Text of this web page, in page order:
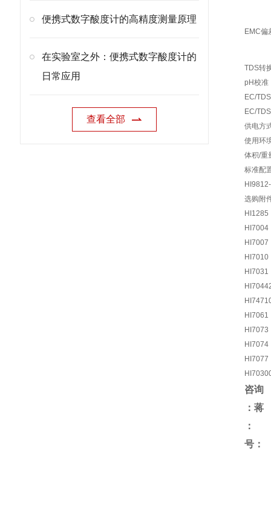
便携式数字酸度计的高精度测量原理
在实验室之外：便携式数字酸度计的
日常应用
查看全部
EMC偏
TDS转
pH校准
EC/
EC/
供电方
使用环
体积/重
标准配
选购附
HI1285
HI7004
HI7007
HI7010
HI7031
HI7061
HI7073
HI7074
HI7077
咨询
：蒋
号：